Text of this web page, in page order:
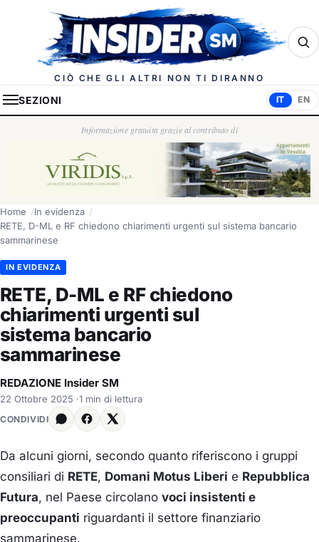
Insider.sm
CIÒ CHE GLI ALTRI NON TI DIRANNO
SEZIONI IT EN
Informazione gratuita grazie al contributo di
Home
In evidenza
RETE, D-ML e RF chiedono chiarimenti urgenti sul sistema bancario
sammarinese
IN EVIDENZA
RETE, D-ML e RF chiedono
chiarimenti urgenti sul
sistema bancario
sammarinese
REDAZIONE Insider SM
22 Ottobre 2025 ·1 min di lettura
CONDIVIDI
Da alcuni giorni, secondo quanto riferiscono i gruppi
consiliari di RETE, Domani Motus Liberi e Repubblica
Futura, nel Paese circolano voci insistenti e
preoccupanti riguardanti il settore finanziario
sammarinese.